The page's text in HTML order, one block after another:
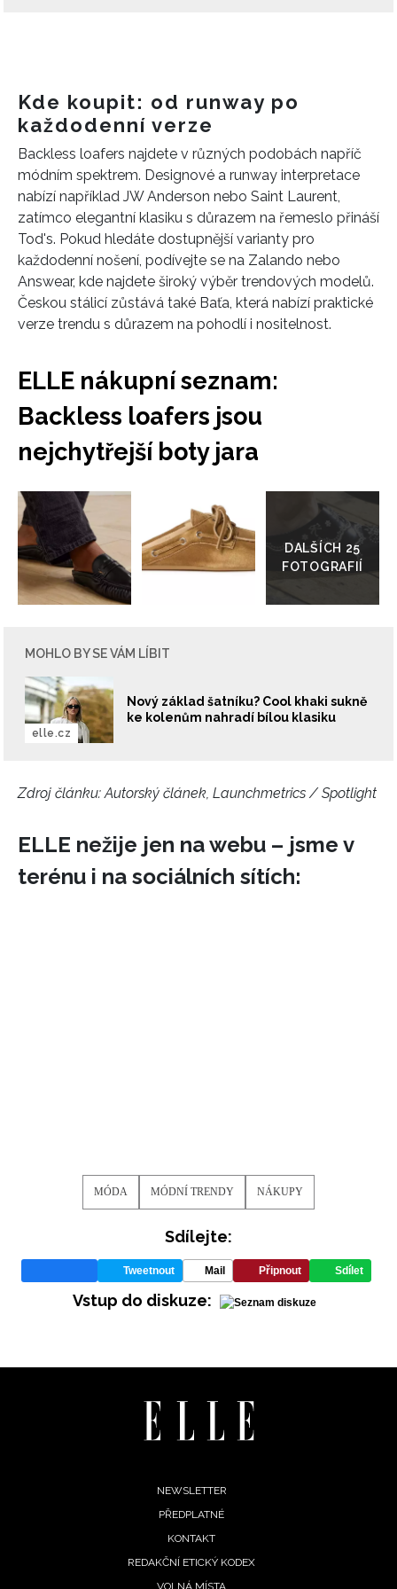
REDAKCE
NEWSLETTER
Kde koupit: od runway po
každodenní verze
Backless loafers najdete v různých podobách napříč
módním spektrem. Designové a runway interpretace
nabízí například JW Anderson nebo Saint Laurent,
zatímco elegantní klasiku s důrazem na řemeslo přináší
Tod's. Pokud hledáte dostupnější varianty pro
každodenní nošení, podívejte se na Zalando nebo
Answear, kde najdete široký výběr trendových modelů.
Českou stálicí zůstává také Baťa, která nabízí praktické
verze trendu s důrazem na pohodlí i nositelnost.
ELLE nákupní seznam:
Backless loafers jsou
nejchytřejší boty jara
Přejít
do
galerie
MOHLO BY SE VÁM LÍBIT
Nový základ šatníku? Cool khaki sukně
ke kolenům nahradí bílou klasiku
elle.cz
Zdroj článku: Autorský článek, Launchmetrics / Spotlight
ELLE nežije jen na webu – jsme v
terénu i na sociálních sítích:
MÓDA MÓDNÍ TRENDY NÁKUPY
Sdílejte:
Tweetnout Mail Připnout Sdílet
Vstup do diskuze:
NEWSLETTER
PŘEDPLATNÉ
KONTAKT
REDAKČNÍ ETICKÝ KODEX
VOLNÁ MÍSTA